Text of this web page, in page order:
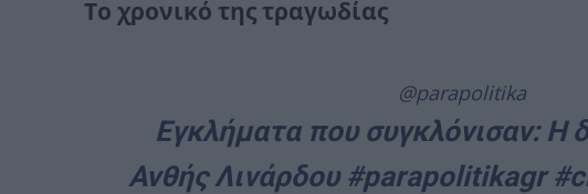
Το χρονικό της τραγωδίας
@parapolitika
Εγκλήματα που συγκλόνισαν: Η
Ανθής Λινάρδου #parapolitikagr